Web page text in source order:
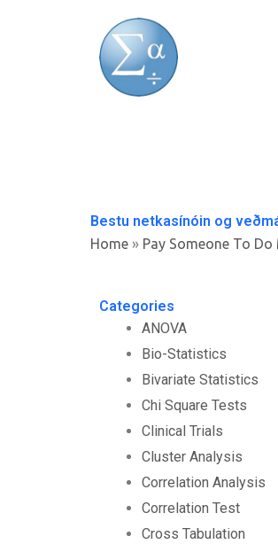
Bestu netkasínóin og
Home » Pay Someone To
Categories
ANOVA
Bio-Statistics
Bivariate Statistics
Chi Square Tests
Clinical Trials
Cluster Analysis
Correlation Analysis
Correlation Test
Cross Tabulation